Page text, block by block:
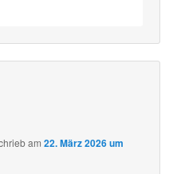
am22. März 2026 um